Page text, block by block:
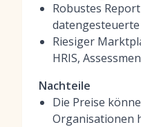
Robustes
Riesiger
HRIS,
Nachteile
Die Preise
Organisationen